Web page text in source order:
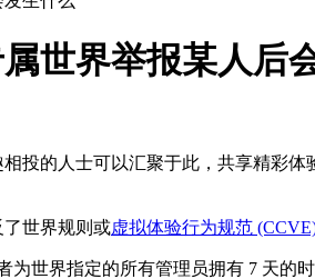
世界举报某人后
投的人士可以汇聚于此，共享精彩
世界规则或虚拟体验行为规范
为世界指定的所有管理员拥有 7 天